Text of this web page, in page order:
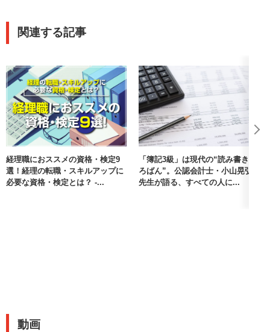
関連する記事
経理職におススメの資格・検定9
選！経理の転職・スキルアップに
必要な資格・検定とは？ -...
「簿記3級」は現代の“読み書きそ
ろばん”。公認会計士・小山晃弘
先生が語る、すべての人に...
動画